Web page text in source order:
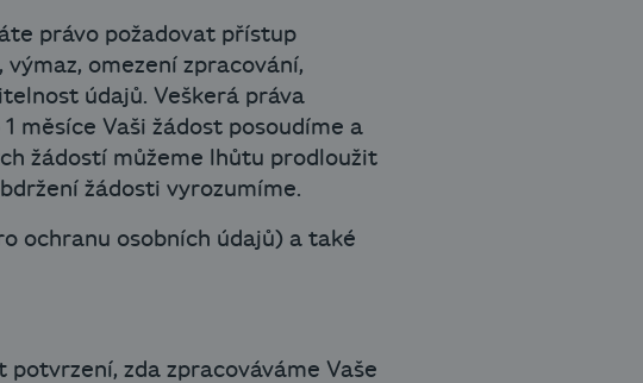
právo požadovat přístup
omezení zpracování,
údajů. Veškerá práva
měsíce Vaši žádost posoudíme a
žádostí můžeme lhůtu prodloužit
žádosti vyrozumíme.
ochranu osobních údajů) a také
potvrzení, zda zpracováváme Vaše